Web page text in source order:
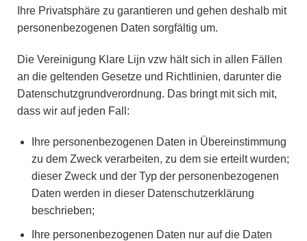
Ihre Privatsphäre zu garantieren und gehen deshalb mit
personenbezogenen Daten sorgfältig um.
Die Vereinigung Klare Lijn vzw hält sich in allen Fällen
an die geltenden Gesetze und Richtlinien, darunter die
Datenschutzgrundverordnung. Das bringt mit sich mit,
dass wir auf jeden Fall:
Ihre personenbezogenen Daten in Übereinstimmung
zu dem Zweck verarbeiten, zu dem sie erteilt wurden;
dieser Zweck und der Typ der personenbezogenen
Daten werden in dieser Datenschutzerklärung
beschrieben;
Ihre personenbezogenen Daten nur auf die Daten